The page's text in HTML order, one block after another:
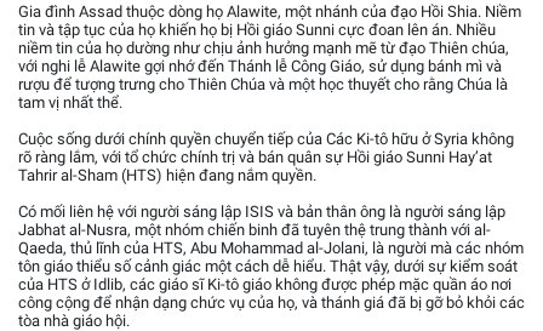
Gia đình Assad thuộc dòng họ Alawite, một nhánh của đạo Hồi Shia. Niềm
tin và tập tục của họ khiến họ bị Hồi giáo Sunni cực đoan lên án. Nhiều
niềm tin của họ dường như chịu ảnh hưởng mạnh mẽ từ đạo Thiên chúa,
với nghi lễ Alawite gợi nhớ đến Thánh lễ Công Giáo, sử dụng bánh mì và
rượu để tượng trưng cho Thiên Chúa và một học thuyết cho rằng Chúa là
tam vị nhất thể.
Cuộc sống dưới chính quyền chuyển tiếp của Các Ki-tô hữu ở Syria không
rõ ràng lắm, với tổ chức chính trị và bán quân sự Hồi giáo Sunni Hayʼat
Tahrir al-Sham (HTS) hiện đang nắm quyền.
Có mối liên hệ với người sáng lập ISIS và bản thân ông là người sáng lập
Jabhat al-Nusra, một nhóm chiến binh đã tuyên thệ trung thành với al-
Qaeda, thủ lĩnh của HTS, Abu Mohammad al-Jolani, là người mà các nhóm
tôn giáo thiểu số cảnh giác một cách dễ hiểu. Thật vậy, dưới sự kiểm soát
của HTS ở Idlib, các giáo sĩ Ki-tô giáo không được phép mặc quần áo nơi
công cộng để nhận dạng chức vụ của họ, và thánh giá đã bị gỡ bỏ khỏi các
tòa nhà giáo hội.